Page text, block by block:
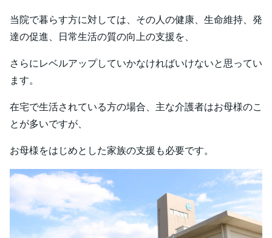
当院で暮らす方に対しては、その人の健康、生命維持、発
達の促進、日常生活の質の向上の支援を、
さらにレベルアップしていかなければいけないと思ってい
ます。
在宅で生活されている方の場合、主な介護者はお母様のこ
とが多いですが、
お母様をはじめとした家族の支援も必要です。